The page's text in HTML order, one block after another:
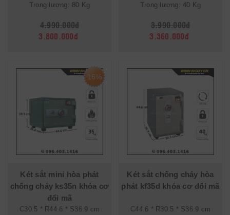
Trọng lượng: 80 Kg
4.990.000đ
3.800.000đ
Trọng lượng: 40 Kg
3.990.000đ
3.360.000đ
16%
Két sắt mini hòa phát
chống cháy ks35n khóa cơ
đổi mã
C30.5 * R44.6 * S36.9 cm
Két sắt chống cháy hòa
phát kf35d khóa cơ đổi mã
C44.6 * R30.5 * S36.9 cm